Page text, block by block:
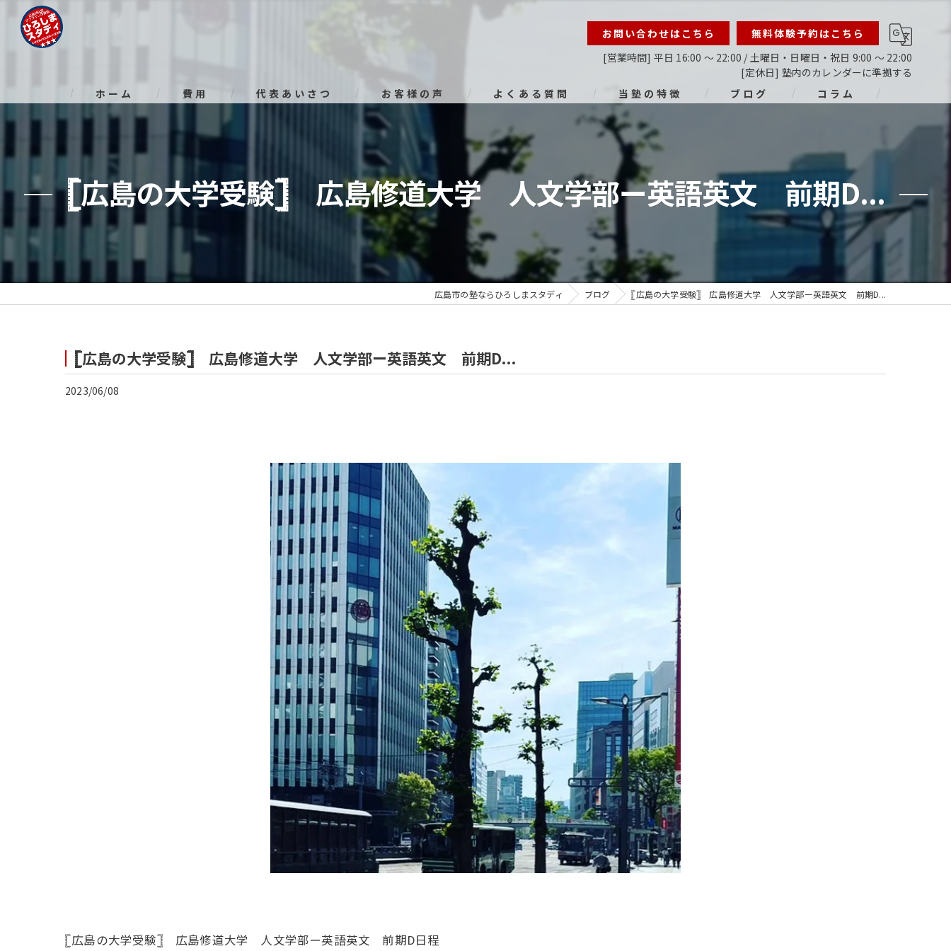
お問い合わせはこちら
無料体験予約はこちら
[営業時間] 平日 16:00 ～ 22:00 / 土曜日・日曜日・祝日 9:00 ～ 22:00
[定休日] 塾内のカレンダーに準拠する
ホーム
費用 代表あいさつ お客様の声 よくある質問 当塾の特徴
オンライン
進路指導
小学生
中学生
高校生
ブログ コラム
𓊈広島の大学受験𓊉 広島修道大学 人文学部ー英語英文 前期D...
広島市の塾ならひろしまスタディ ブログ 𓊈広島の大学受験𓊉 広島修道大学 人文学部ー英語英文 前期D...
𓊈広島の大学受験𓊉 広島修道大学 人文学部ー英語英文 前期D...
2023/06/08
𓊈広島の大学受験𓊉 広島修道大学 人文学部ー英語英文 前期D日程